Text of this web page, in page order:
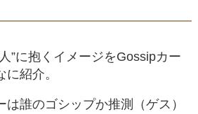
”に抱くイメージをGossipカー
に紹介。
は誰のゴシップか推測（ゲス）